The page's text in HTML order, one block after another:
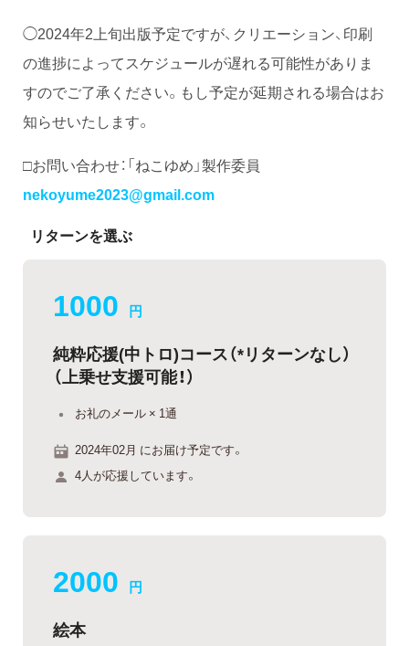
◯2024年2上旬出版予定ですが、クリエーション、印刷
の進捗によってスケジュールが遅れる可能性がありま
すのでご了承ください。もし予定が延期される場合はお
知らせいたします。
□お問い合わせ：「ねこゆめ」製作委員
nekoyume2023@gmail.com
リターンを選ぶ
1000 円
純粋応援(中トロ)コース（*リターンなし）
（上乗せ支援可能！）
お礼のメール × 1通
2024年02月 にお届け予定です。
4人が応援しています。
2000 円
絵本